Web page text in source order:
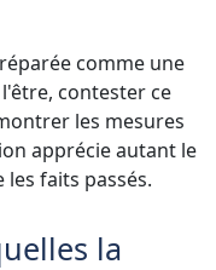
comme une
contester ce
les mesures
apprécie autant le
faits passés.
la